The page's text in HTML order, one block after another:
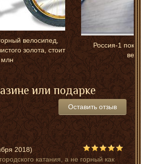
велосипед,
золота, стоит
млн
Россия-1
или подарке
Оставить отзыв
2018)
катания, а не горный как